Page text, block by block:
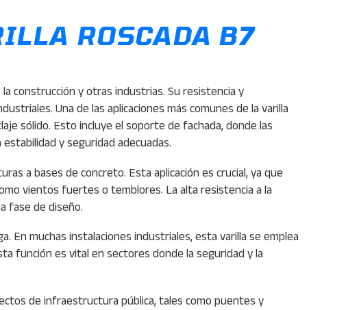
ROSCADA B7
construcción y otras industrias. Su resistencia y
Una de las aplicaciones más comunes de la varilla
sólido. Esto incluye el soporte de fachada, donde las
y seguridad adecuadas.
a bases de concreto. Esta aplicación es crucial, ya que
vientos fuertes o temblores. La alta resistencia a la
fase de diseño.
En muchas instalaciones industriales, esta varilla se emplea
función es vital en sectores donde la seguridad y la
de infraestructura pública, tales como puentes y